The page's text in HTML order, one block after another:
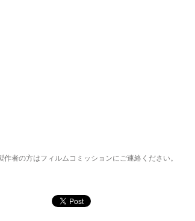
者の方はフィルムコミッションにご連絡ください。